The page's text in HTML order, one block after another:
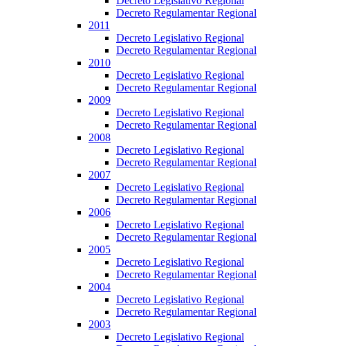
Decreto Regulamentar Regional
2011
Decreto Legislativo Regional
Decreto Regulamentar Regional
2010
Decreto Legislativo Regional
Decreto Regulamentar Regional
2009
Decreto Legislativo Regional
Decreto Regulamentar Regional
2008
Decreto Legislativo Regional
Decreto Regulamentar Regional
2007
Decreto Legislativo Regional
Decreto Regulamentar Regional
2006
Decreto Legislativo Regional
Decreto Regulamentar Regional
2005
Decreto Legislativo Regional
Decreto Regulamentar Regional
2004
Decreto Legislativo Regional
Decreto Regulamentar Regional
2003
Decreto Legislativo Regional